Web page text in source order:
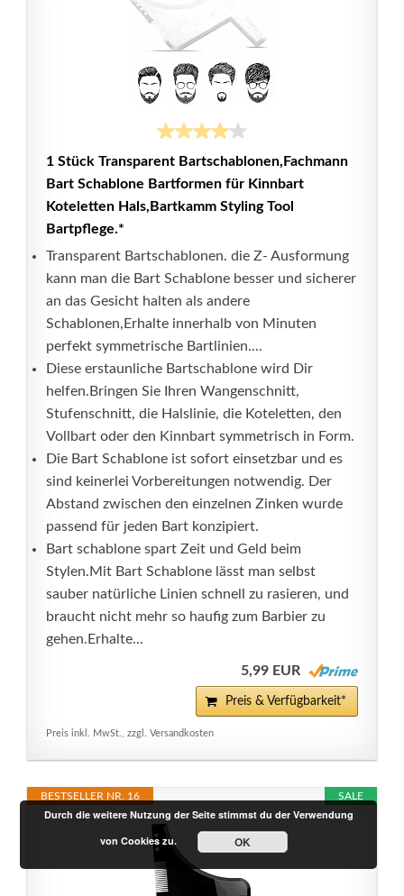
1 Stück Transparent Bartschablonen,Fachmann
Bart Schablone Bartformen für Kinnbart
Koteletten Hals,Bartkamm Styling Tool
Bartpflege.*
Transparent Bartschablonen. die Z- Ausformung
kann man die Bart Schablone besser und sicherer
an das Gesicht halten als andere
Schablonen,Erhalte innerhalb von Minuten
perfekt symmetrische Bartlinien....
Diese erstaunliche Bartschablone wird Dir
helfen.Bringen Sie Ihren Wangenschnitt,
Stufenschnitt, die Halslinie, die Koteletten, den
Vollbart oder den Kinnbart symmetrisch in Form.
Die Bart Schablone ist sofort einsetzbar und es
sind keinerlei Vorbereitungen notwendig. Der
Abstand zwischen den einzelnen Zinken wurde
passend für jeden Bart konzipiert.
Bart schablone spart Zeit und Geld beim
Stylen.Mit Bart Schablone lässt man selbst
sauber natürliche Linien schnell zu rasieren, und
braucht nicht mehr so haufig zum Barbier zu
gehen.Erhalte...
5,99 EUR
Preis & Verfügbarkeit*
Preis inkl. MwSt., zzgl. Versandkosten
SALE
BESTSELLER NR. 16
Durch die weitere Nutzung der Seite stimmst du der Verwendung
von Cookies zu.
OK